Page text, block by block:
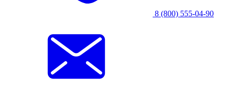
8 (800) 555-04-90